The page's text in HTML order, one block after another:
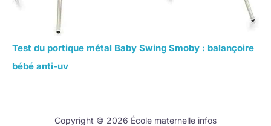
Test du portique métal Baby Swing Smoby : balançoire
bébé anti-uv
Copyright © 2026 École maternelle infos